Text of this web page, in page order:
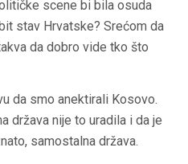
scene bi bila osuda
stav Hrvatske? Srećom da
da dobro vide tko što
da smo anektirali Kosovo.
država nije to uradila i da je
samostalna država.